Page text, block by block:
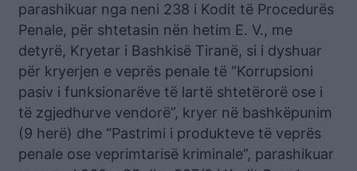
parashikuar nga neni 238 i Kodit të Procedurës
Penale, për shtetasin nën hetim E. V., me
detyrë, Kryetar i Bashkisë Tiranë, si i dyshuar
për kryerjen e veprës penale të “Korrupsioni
pasiv i funksionarëve të lartë shtetërorë ose i
të zgjedhurve vendorë”, kryer në bashkëpunim
(9 herë) dhe “Pastrimi i produkteve të veprës
penale ose veprimtarisë kriminale”, parashikuar